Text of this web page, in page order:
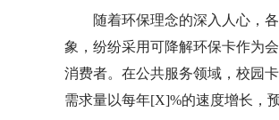
随着环保理念的深入人心，
象，纷纷采用可降解环保卡作为
消费者。在公共服务领域，校园
需求量以每年[X]%的速度增长，